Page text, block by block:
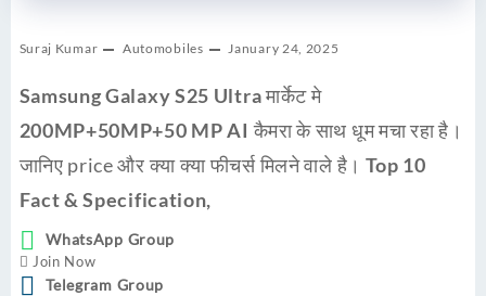
Suraj Kumar Automobiles January 24, 2025
Samsung Galaxy S25 Ultraमार्केट मे
200MP+50MP+50 MP AI कैमरा के साथ धूम मचा रहा है।
जानिए price और क्या क्या फीचर्स मिलने वाले है। Top 10
Fact & Specification,
WhatsApp Group
Join Now
Telegram Group